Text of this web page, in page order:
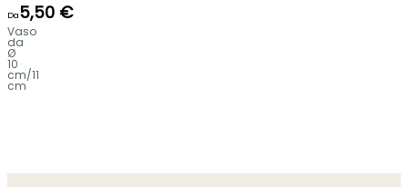
Da5,50 €
Vaso
da
Ø
10
cm/11
cm